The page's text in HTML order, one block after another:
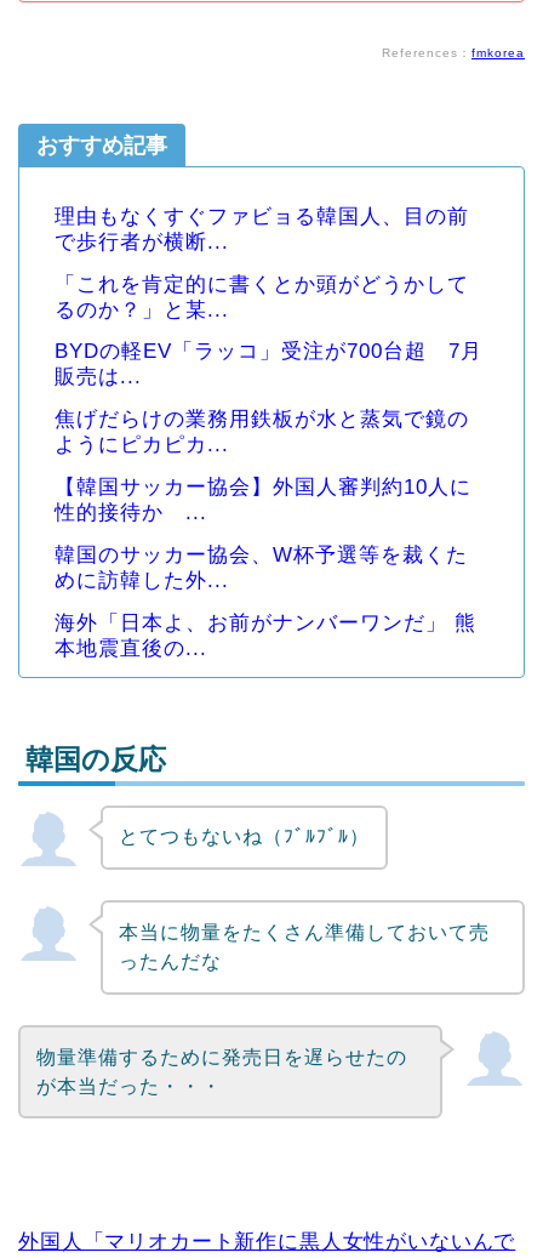
References： fmkorea
おすすめ記事
理由もなくすぐファビョる韓国人、目の前
で歩行者が横断...
「これを肯定的に書くとか頭がどうかして
るのか？」と某...
BYDの軽EV「ラッコ」受注が700台超 7月
販売は...
焦げだらけの業務用鉄板が水と蒸気で鏡の
ようにピカピカ...
【韓国サッカー協会】外国人審判約10人に
性的接待か ...
韓国のサッカー協会、W杯予選等を裁くた
めに訪韓した外...
海外「日本よ、お前がナンバーワンだ」 熊
本地震直後の...
Powered by livedoor 相互RSS
韓国の反応
とてつもないね（ﾌﾞﾙﾌﾞﾙ）
本当に物量をたくさん準備しておいて売
ったんだな
物量準備するために発売日を遅らせたの
が本当だった・・・
外国人「マリオカート新作に黒人女性がいないんで